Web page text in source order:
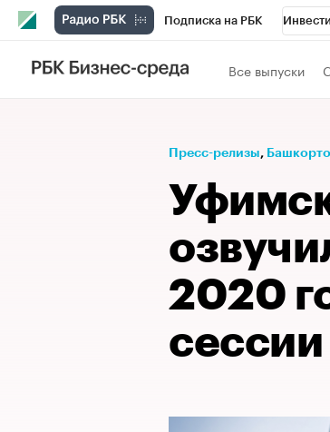
Подписка на РБК
РБК Вино
Проверка контрагентов
Все выпуски
Пресс-релизы⁠,
2020
сессии